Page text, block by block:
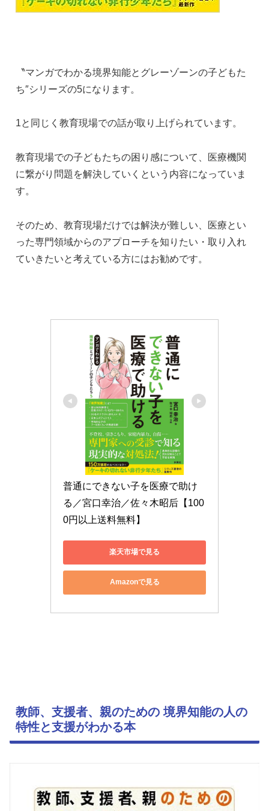
〝マンガでわかる境界知能とグレーゾーンの子どもた
ち″シリーズの5になります。
1と同じく教育現場での話が取り上げられています。
教育現場での子どもたちの困り感について、医療機関
に繋がり問題を解決していくという内容になっていま
す。
そのため、教育現場だけでは解決が難しい、医療とい
った専門領域からのアプローチを知りたい・取り入れ
ていきたいと考えている方にはお勧めです。
普通にできない子を医療で助け
る／宮口幸治／佐々木昭后【100
0円以上送料無料】
楽天市場で見る
Amazonで見る
教師、支援者、親のための 境界知能の人の
特性と支援がわかる本